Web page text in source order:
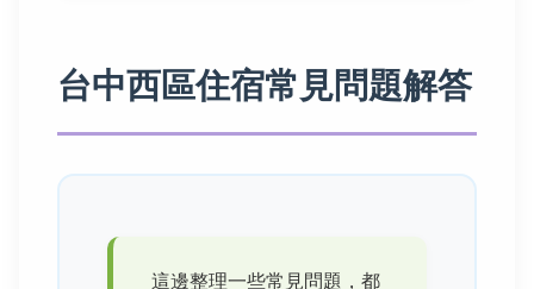
台中西區住宿常見問題解答
這邊整理一些常見問題，都